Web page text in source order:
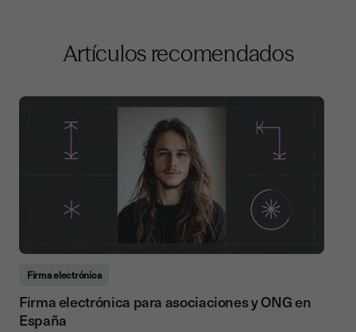
Artículos recomendados
Firma electrónica
Firma electrónica para asociaciones y ONG en
España